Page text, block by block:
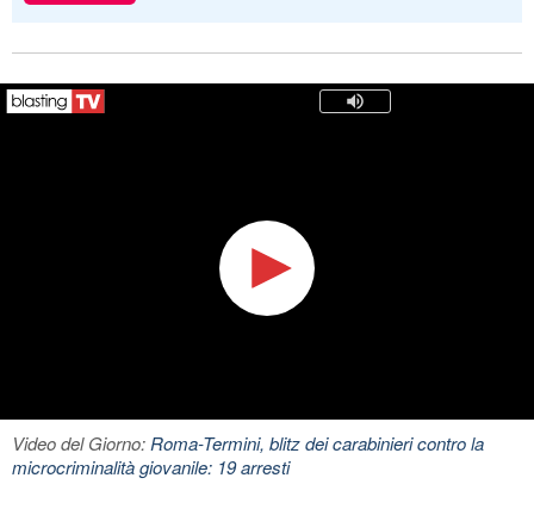
Video del Giorno:Roma-Termini, blitz dei carabinieri contro la
microcriminalità giovanile: 19 arresti